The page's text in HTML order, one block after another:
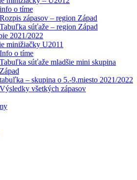
info o tíme
Rozpis zápasov – region Západ
Tabuľka súťaže – region Západ
2021/2022
minižiačky U2011
Info o tíme
Tabuľka súťaže mladšie mini skupina
Západ
tabuľka – skupina o 5.-9.miesto 2021/2022
Výsledky všetkých zápasov